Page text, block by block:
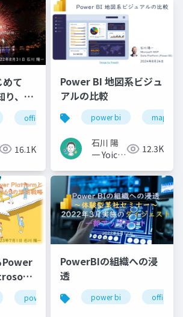
て
、少
少しoffice 365 microsoft 365
16.1K
Power BI 地図系ビジュ
アルの比較
power bi map
石川 陽
一 Yoichi
12.3K
Power
power platform microsoft 365
PowerBIの組織への浸
透
power bi office